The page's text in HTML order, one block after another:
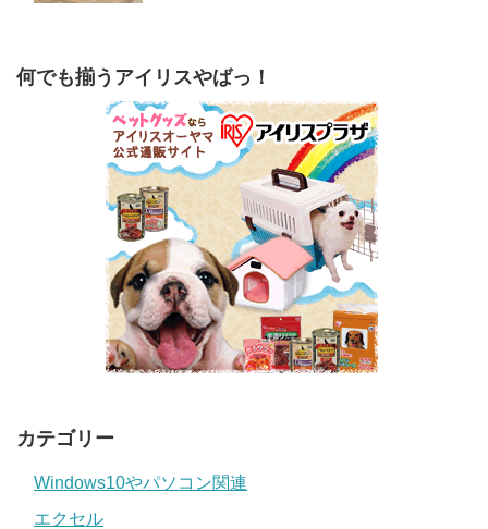
何でも揃うアイリスやばっ！
カテゴリー
Windows10やパソコン関連
エクセル